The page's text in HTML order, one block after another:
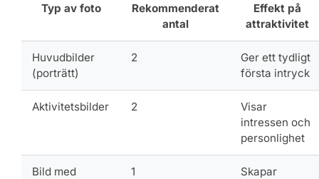
Typ av foto
Rekommenderat
antal
Effekt på
attraktivitet
Huvudbilder
(porträtt)
2
Ger ett tydligt
första intryck
Aktivitetsbilder 2
Visar
intressen och
personlighet
Bild med
1
Skapar